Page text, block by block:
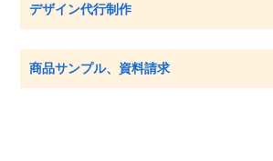
デザイン代行制作
商品サンプル、資料請求